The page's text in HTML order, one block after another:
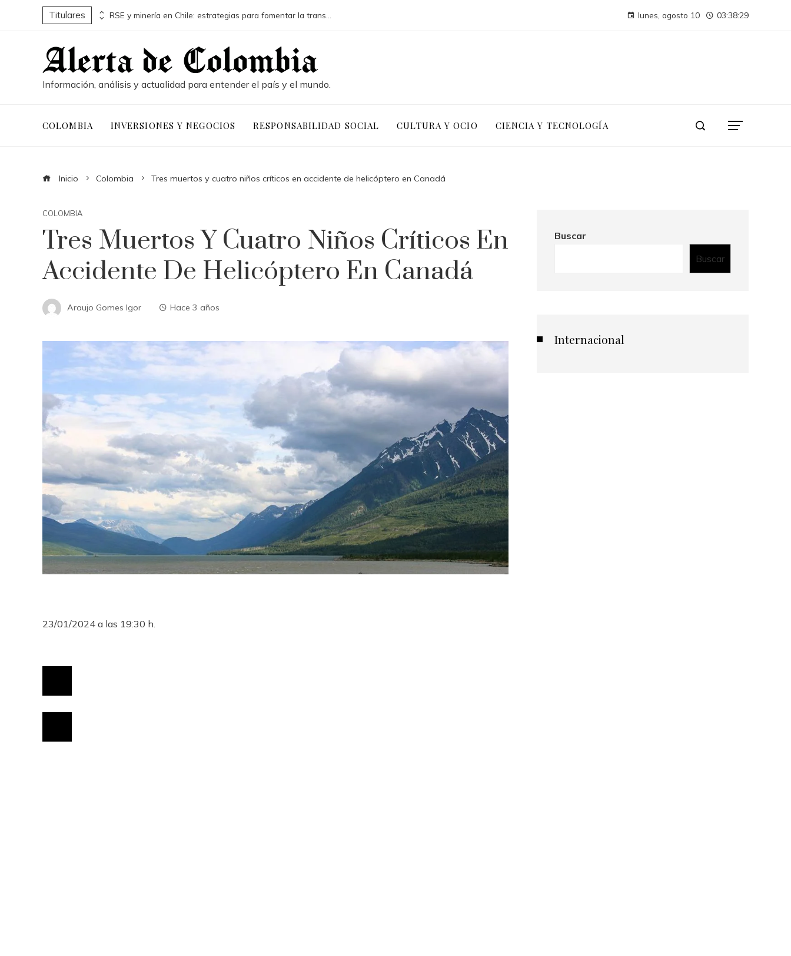
Titulares Pruebas de conocimiento cero y su influencia en la seguridad de activos digitales corporativos lunes, agosto 10 03:38:30
Información, análisis y actualidad para entender el país y el mundo.
COLOMBIA INVERSIONES Y NEGOCIOS RESPONSABILIDAD SOCIAL CULTURA Y OCIO CIENCIA Y TECNOLOGÍA
Inicio Colombia Tres muertos y cuatro niños críticos en accidente de helicóptero en Canadá
COLOMBIA
Tres Muertos Y Cuatro Niños Críticos En
Accidente De Helicóptero En Canadá
Araujo Gomes Igor Hace 3 años
23/01/2024 a las 19:30 h.
Buscar
Buscar
Internacional